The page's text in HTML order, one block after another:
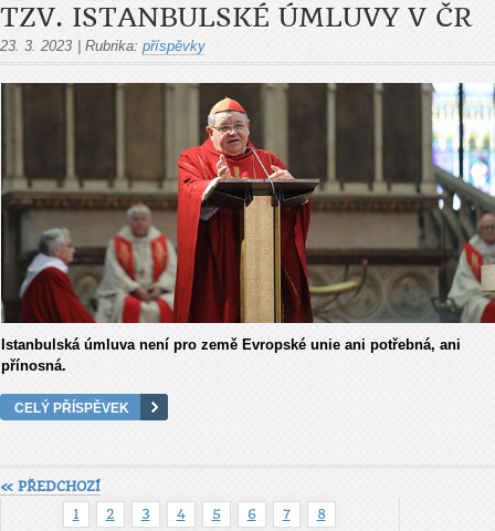
TZV. ISTANBULSKÉ ÚMLUVY V ČR
23. 3. 2023 Rubrika: příspěvky
Istanbulská úmluva není pro země Evropské unie ani potřebná, ani
přínosná.
CELÝ PŘÍSPĚVEK
« PŘEDCHOZÍ
1
2 3 4 5 6 7 8